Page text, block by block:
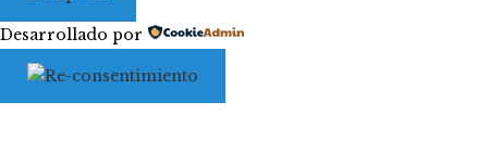
Desarrollado por